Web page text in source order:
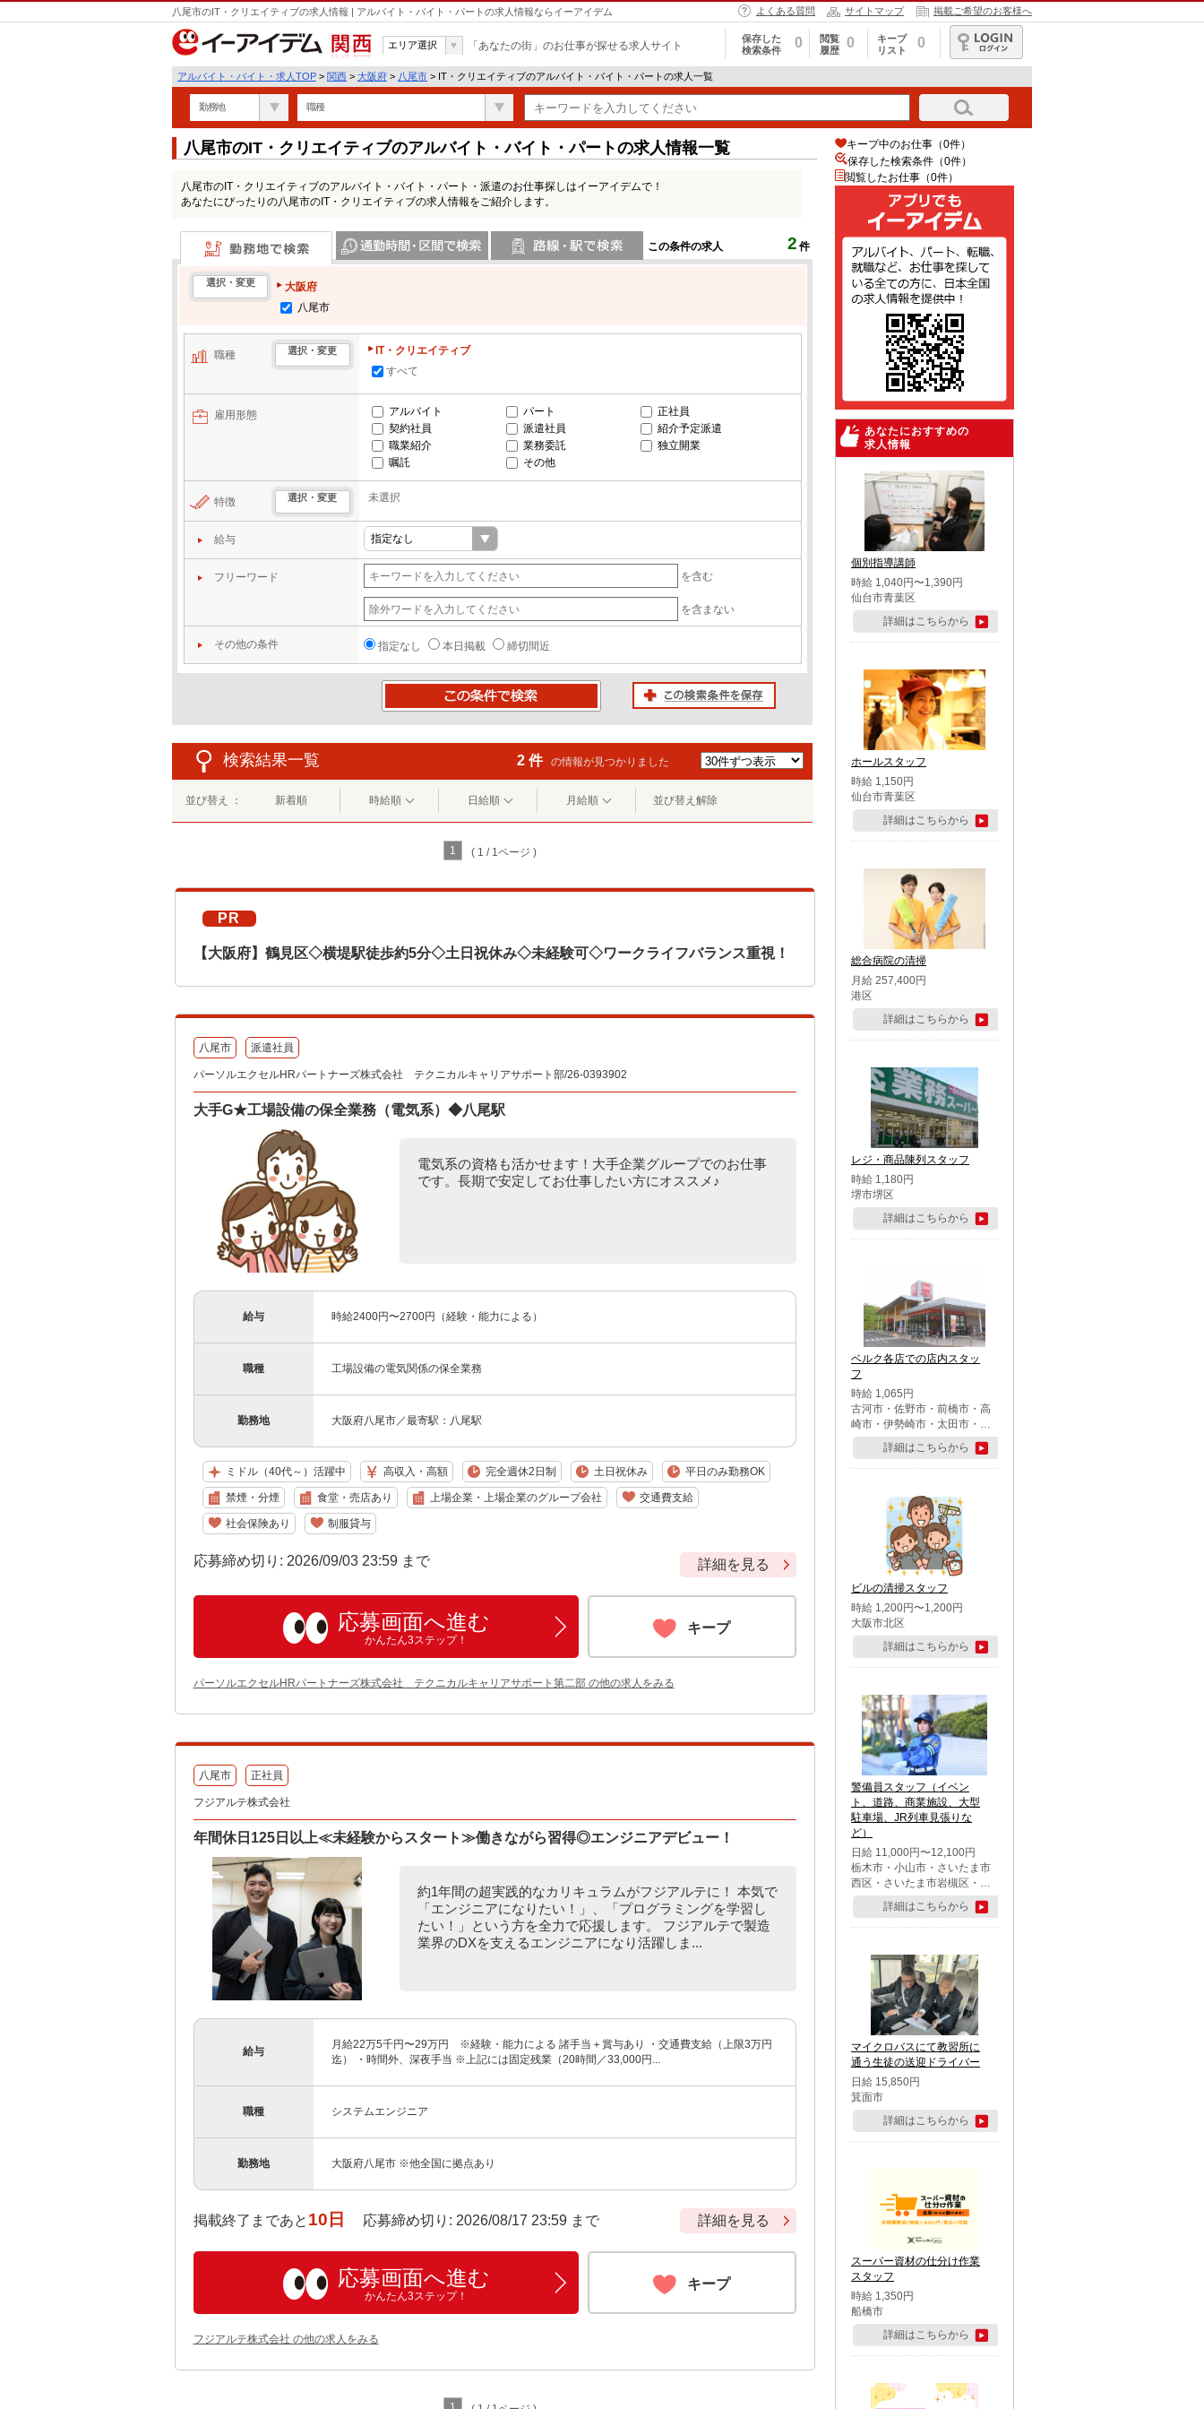
八尾市のIT・クリエイティブの求人情報 | アルバイト・バイト・パートの求人情報ならイーアイデム よくある質問 サイトマップ 掲載ご希望のお客様へ
関西
エリア選択 「あなたの街」のお仕事が探せる求人サイト
保存した
検索条件
0
閲覧
履歴
0
キープ
リスト
0
ログイン
アルバイト・バイト・求人TOP > 関西 > 大阪府 > 八尾市 > IT・クリエイティブのアルバイト・バイト・パートの求人一覧
勤務地 職種
八尾市のIT・クリエイティブのアルバイト・バイト・パートの求人情報一覧
八尾市のIT・クリエイティブのアルバイト・バイト・パート・派遣のお仕事探しはイーアイデムで！
あなたにぴったりの八尾市のIT・クリエイティブの求人情報をご紹介します。
この条件の求人 2 件
勤務地で検索
選択・変更
大阪府
八尾市
職種 選択・変更
IT・クリエイティブ
すべて
雇用形態 アルバイト パート
正社員
契約社員
派遣社員
紹介予定派遣
職業紹介
業務委託
独立開業
嘱託
その他
特徴 選択・変更 未選択
給与
フリーワード を含む
を含まない
その他の条件 指定なし 本日掲載 締切間近
検索結果一覧 2 件 の情報が見つかりました
並び替え ： 新着順 時給順 日給順 月給順 並び替え解除
1 ( 1 / 1ページ )
PR
【大阪府】鶴見区◇横堤駅徒歩約5分◇土日祝休み◇未経験可◇ワークライフバランス重視！
八尾市 派遣社員
パーソルエクセルHRパートナーズ株式会社 テクニカルキャリアサポート部/26-0393902
大手G★工場設備の保全業務（電気系）◆八尾駅
電気系の資格も活かせます！大手企業グループでのお仕事
です。長期で安定してお仕事したい方にオススメ♪
給与 時給2400円〜2700円（経験・能力による）
職種 工場設備の電気関係の保全業務
勤務地 大阪府八尾市／最寄駅：八尾駅
ミドル（40代～）活躍中 高収入・高額 完全週休2日制 土日祝休み 平日のみ勤務OK
禁煙・分煙 食堂・売店あり 上場企業・上場企業のグループ会社 交通費支給
社会保険あり 制服貸与
応募締め切り: 2026/09/03 23:59 まで 詳細を見る
応募画面へ進む
かんたん3ステップ！
キープ
パーソルエクセルHRパートナーズ株式会社 テクニカルキャリアサポート第二部 の他の求人をみる
八尾市 正社員
フジアルテ株式会社
年間休日125日以上≪未経験からスタート≫働きながら習得◎エンジニアデビュー！
約1年間の超実践的なカリキュラムがフジアルテに！ 本気で
「エンジニアになりたい！」、「プログラミングを学習し
たい！」という方を全力で応援します。 フジアルテで製造
業界のDXを支えるエンジニアになり活躍しま...
給与
月給22万5千円〜29万円 ※経験・能力による 諸手当＋賞与あり ・交通費支給（上限3万円
迄） ・時間外、深夜手当 ※上記には固定残業（20時間／33,000円...
職種 システムエンジニア
勤務地 大阪府八尾市 ※他全国に拠点あり
掲載終了まであと 10日 応募締め切り: 2026/08/17 23:59 まで 詳細を見る
応募画面へ進む
かんたん3ステップ！
キープ
フジアルテ株式会社 の他の求人をみる
キープ中のお仕事（0件）
保存した検索条件（0件）
閲覧したお仕事（0件）
あなたにおすすめの
求人情報
個別指導講師
時給 1,040円〜1,390円
仙台市青葉区
詳細はこちらから
ホールスタッフ
時給 1,150円
仙台市青葉区
詳細はこちらから
総合病院の清掃
月給 257,400円
港区
詳細はこちらから
レジ・商品陳列スタッフ
時給 1,180円
堺市堺区
詳細はこちらから
ベルク各店での店内スタッ
フ
時給 1,065円
古河市・佐野市・前橋市・高
崎市・伊勢崎市・太田市・館
林市・藤岡市・大泉町・さい
たま市北区・川越市・熊谷
市・行田市・秩父市・所沢
市・鶴ケ島市・千葉市中央
区・市川市・松戸市・習志野
市・柏市・流山市・八千代
市・足立区・江戸川区・八王
子市・町田市
詳細はこちらから
ビルの清掃スタッフ
時給 1,200円〜1,200円
大阪市北区
詳細はこちらから
警備員スタッフ（イベン
ト、道路、商業施設、大型
駐車場、JR列車見張りな
ど）
日給 11,000円〜12,100円
栃木市・小山市・さいたま市
西区・さいたま市岩槻区・久
喜市・蓮田市
詳細はこちらから
マイクロバスにて教習所に
通う生徒の送迎ドライバー
日給 15,850円
箕面市
詳細はこちらから
スーパー資材の仕分け作業
スタッフ
時給 1,350円
船橋市
詳細はこちらから